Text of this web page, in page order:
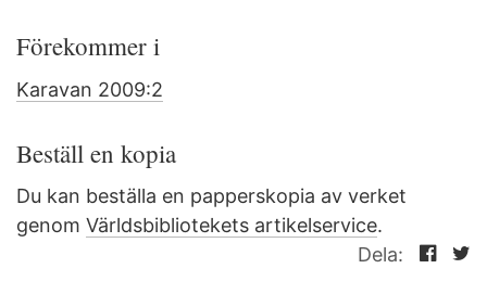
Förekommer i
Karavan 2009:2
Beställ en kopia
Du kan beställa en papperskopia av verket
genom Världsbibliotekets artikelservice.
Dela: